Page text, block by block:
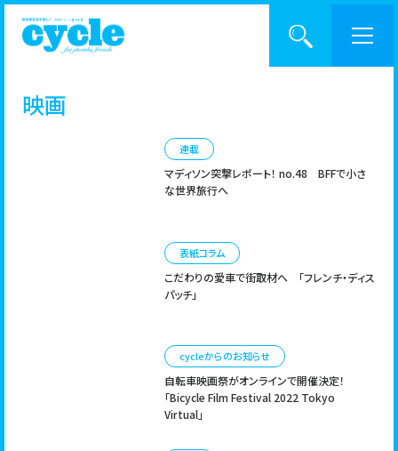
cycleとは？
記事一覧
バックナンバー
入手方法
サポーター制度
グルメ ピクニック
映画
連載
マディソン突撃レポート！ no.48 BFFで小さ
な世界旅行へ
表紙コラム
こだわりの愛車で街取材へ 「フレンチ・ディス
パッチ」
cycleからのお知らせ
自転車映画祭がオンラインで開催決定！
「Bicycle Film Festival 2022 Tokyo
Virtual」